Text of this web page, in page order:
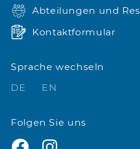
Abteilungen und
Kontaktformular
Sprache wechseln
DE
EN
Folgen Sie uns